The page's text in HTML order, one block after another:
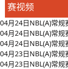
赛视频
04月24日NBL(A)常
04月24日NBL(A)常
04月24日NBL(A)常
04月23日NBL(A)常
04月23日NBL(A)常